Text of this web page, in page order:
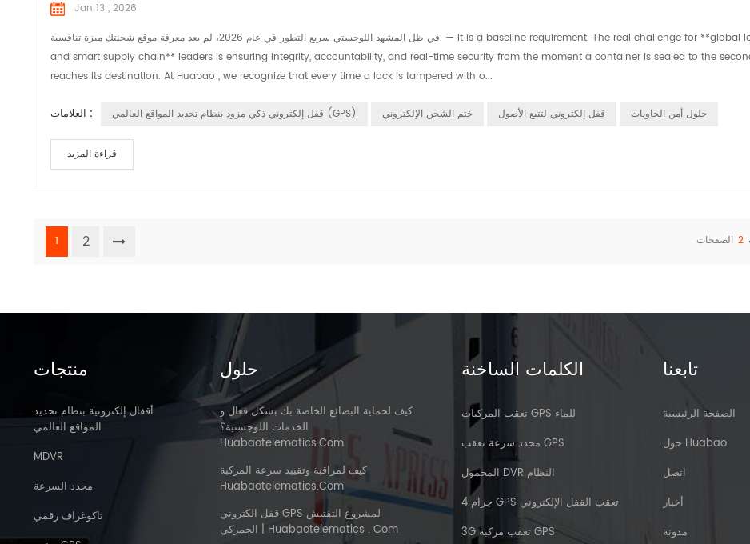
Jan 13 , 2026
في ظل المشهد اللوجستي سريع التطور في عام 2026، لم يعد معرفة موقع شحنتك ميزة تنافسية. — it is a baseline requirement. The real challenge for **global logistics
and smart supply chain** leaders is ensuring integrity, accountability, and real-time security from the moment a container is sealed to the
reaches its destination. At Huabao , we recognize that every time a lock is tampered with o...
العلامات : قفل إلكتروني ذكي مزود بنظام تحديد المواقع العالمي (GPS) ختم الشحن الإلكتروني قفل إلكتروني لتتبع الأصول حلول أمن الحاويات
قراءة المزيد
1 2 2 الصفحات
منتجات
أقفال إلكترونية بنظام تحديد
المواقع العالمي
MDVR
محدد السرعة
تاكوغراف رقمي
حلول
كيف لحماية البضائع الخاصة بك بشكل فعال و
الخدمات اللوجستية؟
Huabaotelematics.com
كيف لمراقبة وتقييد سرعة المركبة
Huabaotelematics.com
قفل الكتروني GPS لمشروع التفتيش
الجمركي | Huabaotelematics . Com
الكلمات الساخنة
تعقب المركبات GPS للماء
محدد سرعة تعقب GPS
المحمول DVR النظام
4 جرام GPS تعقب القفل الإلكتروني
3G تعقب مركبة GPS
تابعنا
الصفحة الرئيسية
حول Huabao
اتصل
أخبار
مدونة